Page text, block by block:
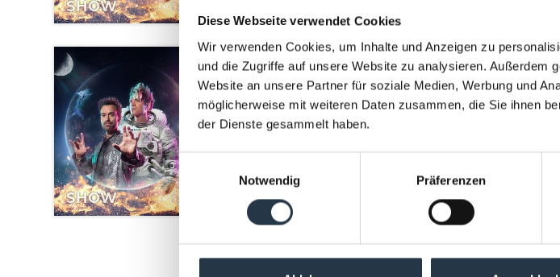
Diese Webseite verwendet Cookies
Wir verwenden Cookies, um Inhalte und Anzeigen zu
und die Zugriffe auf unsere Website zu analysieren. Außerdem
Website an unsere Partner für soziale Medien, Werbung und
möglicherweise mit weiteren Daten zusammen, die Sie ihnen
der Dienste gesammelt haben.
Einwilligungsauswahl
Notwendig
Präferenzen
SHOW
SHOW
11.04.2027heristo-arena
Ehrlich Brothers
WONDERWORLD - Aufbruch